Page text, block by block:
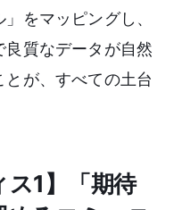
をマッピングし、
質なデータが自然
が、すべての土台
ス1】「期待